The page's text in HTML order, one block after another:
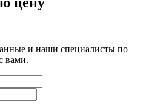
и наши специалисты по
вами.